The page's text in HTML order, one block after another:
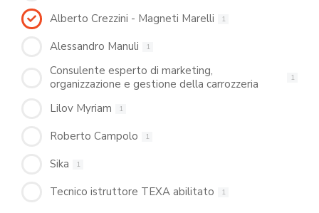
Alberto Crezzini - Magneti Marelli 1
Alessandro Manuli 1
Consulente esperto di marketing,
organizzazione e gestione della carrozzeria
1
Lilov Myriam 1
Roberto Campolo 1
Sika 1
Tecnico istruttore TEXA abilitato 1